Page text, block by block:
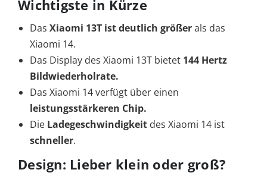
Wichtigste in Kürze
Das Xiaomi 13T ist deutlich größerals das
Xiaomi 14.
Das Display des Xiaomi 13T bietet 144 Hertz
Bildwiederholrate.
Das Xiaomi 14 verfügt über einen
leistungsstärkeren Chip.
Die Ladegeschwindigkeit des Xiaomi 14 ist
schneller.
Design: Lieber klein oder groß?